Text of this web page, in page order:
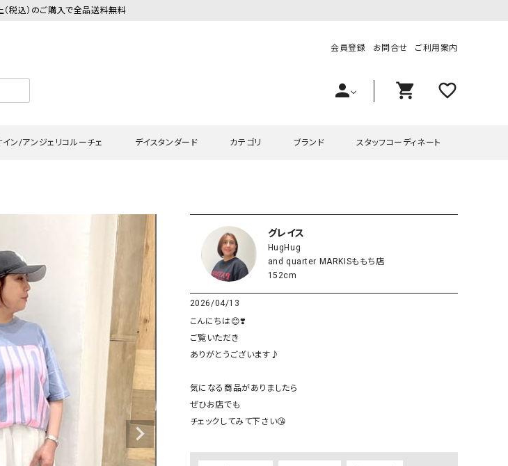
税込）のご購入で全品送料無料
会員登録 お問合せ ご利用案内
person shopping_cart favorite_outline
ロング・マキシ丈
その他スカート
イン/アンジェリコルーチェ
チュニック
その他スカート
デイスタンダード
カーディガン・ベスト
シャツ・ブラウス
スウェット・パーカー
チュニック
その他スカート
ジャケット
カテゴリ
ワンピース・チュニック
サロペット・オーバーオール
スカート
ジャケット・アウター
グッズ
ブランド
ラッピンナイン/アンジェリコルーチェ
hagumu（ハグム）
her.（ハードット）
and quarter（アンドクウォーター） HUMS（ハムズ）
Our.（アワードット）
1%（イチ パーセント） LAOCOONTE（ラオコンテ）
スタッフコーディネート
グレイス
HugHug
and quarter MARKISももち店
152cm
2026/04/13
こんにちは😊❣️
ご覧いただき
ありがとうございます♪
気になる商品がありましたら
ぜひお店でも
チェックしてみて下さい😘